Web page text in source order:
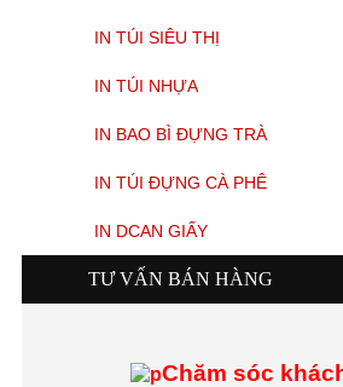
IN TÚI SIÊU THỊ
IN TÚI NHỰA
IN BAO BÌ ĐỰNG TRÀ
IN TÚI ĐỰNG CÀ PHÊ
IN DCAN GIẤY
TƯ VẤN BÁN HÀNG
Chăm sóc